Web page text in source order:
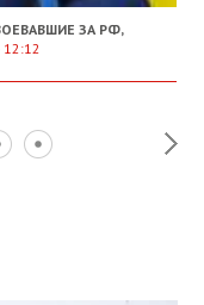
ЗА РФ,
12:12